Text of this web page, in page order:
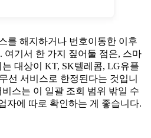
를 해지하거나 번호이동한 이후
여기서 한 가지 짚어둘 점은, 스마
대상이 KT, SK텔레콤, LG유플
선 서비스로 한정된다는 것입니
스는 이 일괄 조회 범위 밖일 수
자에 따로 확인하는 게 좋습니다.